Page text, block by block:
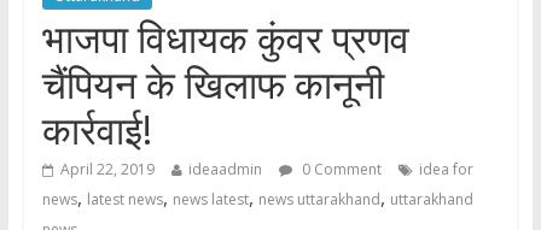
भाजपा विधायक कुंवर प्रणव
चैंपियन के खिलाफ कानूनी
कार्रवाई!
April 22, 2019 ideaadmin 0 Comment
idea for
news, latest news, news latest, news uttarakhand, uttarakhand